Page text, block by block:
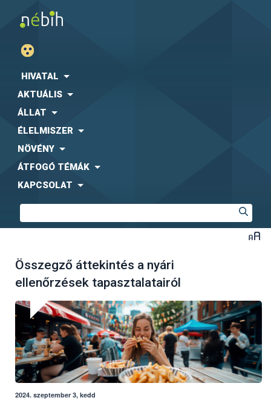
HIVATAL
AKTUÁLIS
ÁLLAT
ÉLELMISZER
NÖVÉNY
ÁTFOGÓ TÉMÁK
KAPCSOLAT
Összegző áttekintés a nyári
ellenőrzések tapasztalatairól
2024. szeptember 3, kedd